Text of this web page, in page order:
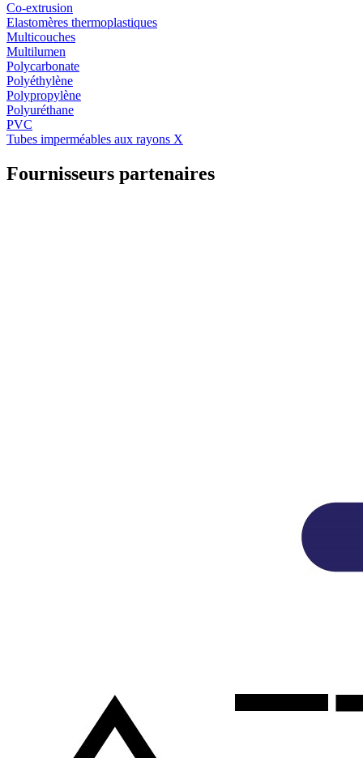
Co-extrusion
Elastomères thermoplastiques
Multicouches
Multilumen
Polycarbonate
Polyéthylène
Polypropylène
Polyuréthane
PVC
Tubes imperméables aux rayons X
Fournisseurs partenaires